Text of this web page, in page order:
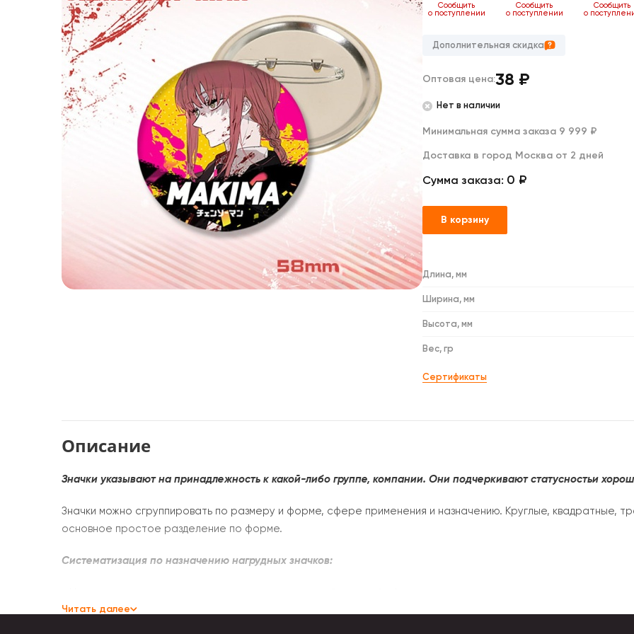
Дакимакуры
Декоративные подушки
Мягкие игрушки
Сообщить
Сообщить
о поступлении
Сообщить
о поступлении
Сообщить
о
Дополнительная скидка
Оптовая цена:38 ₽
Нет в наличии
Минимальная сумма заказа 9 999 ₽
Доставка в город Москва от 2 дней
Сумма заказа: 0 ₽
В корзину
Длина, мм
Ширина, мм
Высота, мм
Вес, гр
Сертификаты
Описание
Значки указывают на принадлежность к какой-либо группе, компании. Они подчеркивают статусностьи
Значки можно сгруппировать по размеру и форме, сфере применения и назначению. Круглые, квадратные,
основное простое разделение по форме.
Систематизация по назначению нагрудных значков:
Читать далее